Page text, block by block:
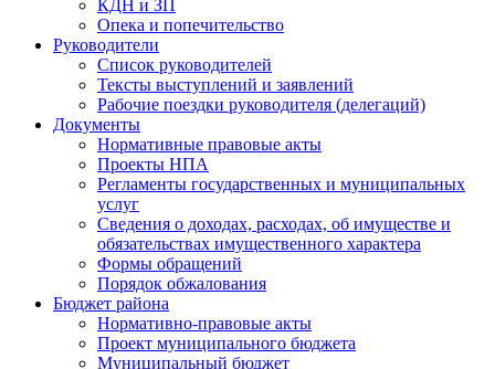
КДН и ЗП
Опека и попечительство
Руководители
Список руководителей
Тексты выступлений и заявлений
Рабочие поездки руководителя (делегаций)
Документы
Нормативные правовые акты
Проекты НПА
Регламенты государственных и муниципальных
услуг
Сведения о доходах, расходах, об имуществе и
обязательствах имущественного характера
Формы обращений
Порядок обжалования
Бюджет района
Нормативно-правовые акты
Проект муниципального бюджета
Муниципальный бюджет